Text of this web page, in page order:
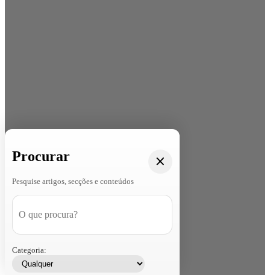
Procurar
Pesquise artigos, secções e conteúdos
Categoria: